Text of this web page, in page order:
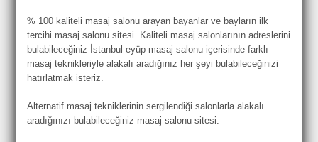
% 100 kaliteli masaj salonu arayan bayanlar ve bayların ilk
tercihi masaj salonu sitesi. Kaliteli masaj salonlarının adreslerini
bulabileceğiniz İstanbul eyüp masaj salonu içerisinde farklı
masaj teknikleriyle alakalı aradığınız her şeyi bulabileceğinizi
hatırlatmak isteriz.
Alternatif masaj tekniklerinin sergilendiği salonlarla alakalı
aradığınızı bulabileceğiniz masaj salonu sitesi.